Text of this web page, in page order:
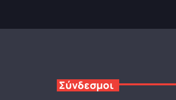
Σύνδεσμοι